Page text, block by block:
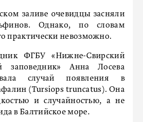
заливе очевидцы засняли
Однако, по словам
практически невозможно.
ФГБУ «Нижне-Свирский
заповедник» Анна Лосева
случай появления в
(Tursiops truncatus). Она
и случайностью, а не
в Балтийское море.